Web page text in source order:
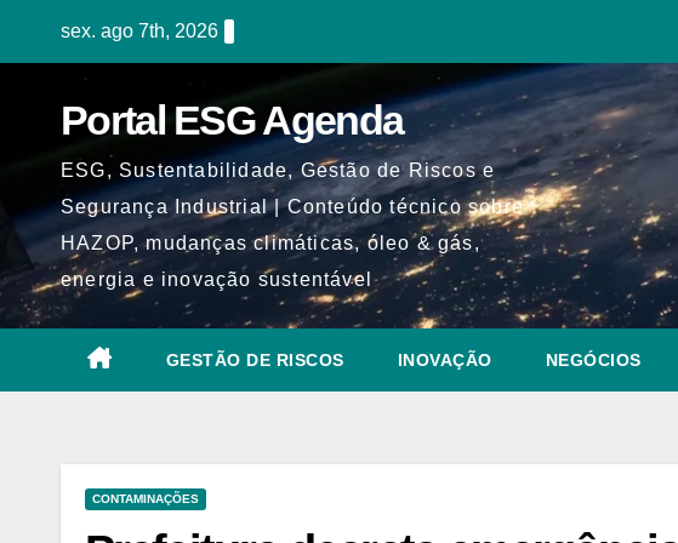
sex. ago 7th, 2026
Portal ESG Agenda
ESG, Sustentabilidade, Gestão de Riscos e
Segurança Industrial | Conteúdo técnico sobre
HAZOP, mudanças climáticas, óleo & gás,
energia e inovação sustentável
GESTÃO DE RISCOS INOVAÇÃO NEGÓCIOS
CONTAMINAÇÕES